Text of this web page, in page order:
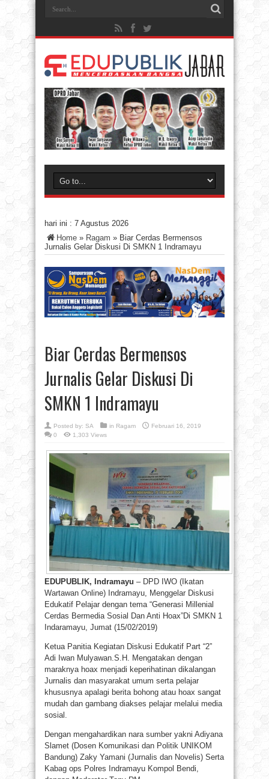
hari ini : 7 Agustus 2026
Home » Ragam » Biar Cerdas Bermensos
Jurnalis Gelar Diskusi Di SMKN 1 Indramayu
Biar Cerdas Bermensos
Jurnalis Gelar Diskusi Di
SMKN 1 Indramayu
Posted by: SA in Ragam
Februari 16, 2019
0
1,303 Views
EDUPUBLIK, Indramayu – DPD IWO (Ikatan
Wartawan Online) Indramayu, Menggelar Diskusi
Edukatif Pelajar dengan tema “Generasi Millenial
Cerdas Bermedia Sosial Dan Anti Hoax”Di SMKN 1
Indaramayu, Jumat (15/02/2019)
Ketua Panitia Kegiatan Diskusi Edukatif Part “2”
Adi Iwan Mulyawan.S.H. Mengatakan dengan
maraknya hoax menjadi keperihatinan dikalangan
Jurnalis dan masyarakat umum serta pelajar
khususnya apalagi berita bohong atau hoax sangat
mudah dan gambang diakses pelajar melalui media
sosial.
Dengan mengahardikan nara sumber yakni Adiyana
Slamet (Dosen Komunikasi dan Politik UNIKOM
Bandung) Zaky Yamani (Jurnalis dan Novelis) Serta
Kabag ops Polres Indramayu Kompol Bendi,